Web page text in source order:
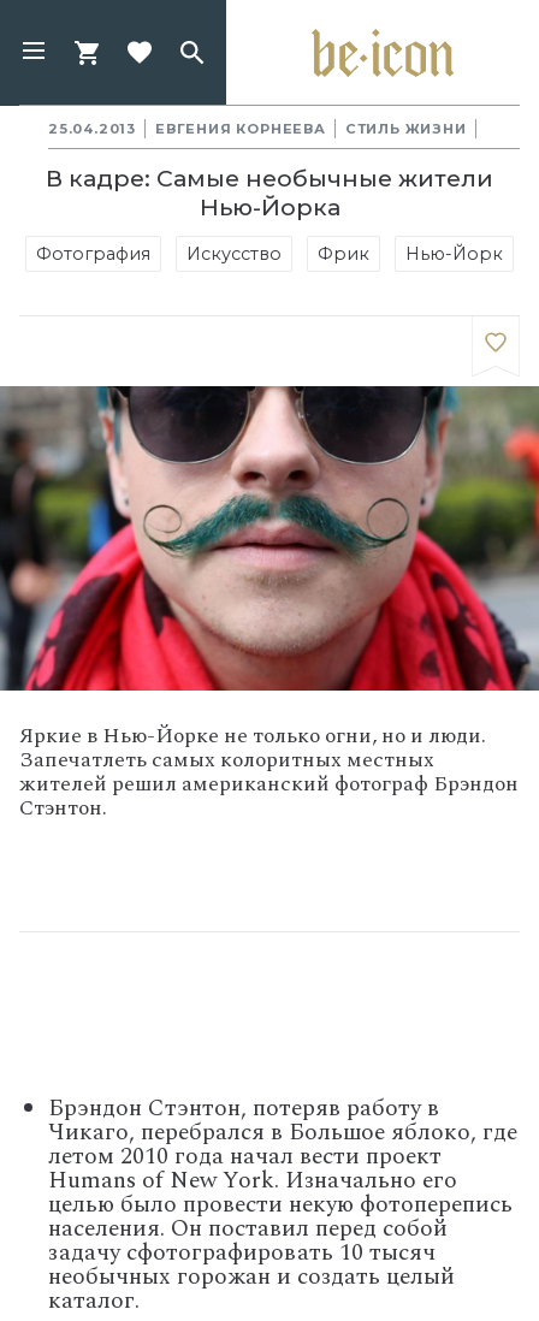
25.04.2013 ЕВГЕНИЯ КОРНЕЕВА СТИЛЬ ЖИЗНИ
В кадре: Самые необычные жители
Нью-Йорка
Фотография Искусство Фрик Нью-Йорк
Яркие в Нью-Йорке не только огни, но и люди.
Запечатлеть самых колоритных местных
жителей решил американский фотограф Брэндон
Стэнтон.
Брэндон Стэнтон, потеряв работу в
Чикаго, перебрался в Большое яблоко, где
летом 2010 года начал вести проект
Humans of New York. Изначально его
целью было провести некую фотоперепись
населения. Он поставил перед собой
задачу сфотографировать 10 тысяч
необычных горожан и создать целый
каталог.